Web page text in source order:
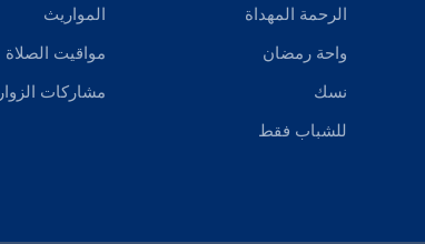
الرحمة المهداة
واحة رمضان
نسك
للشباب فقط
المواريث
مواقيت الصلاة
مشاركات الزوار